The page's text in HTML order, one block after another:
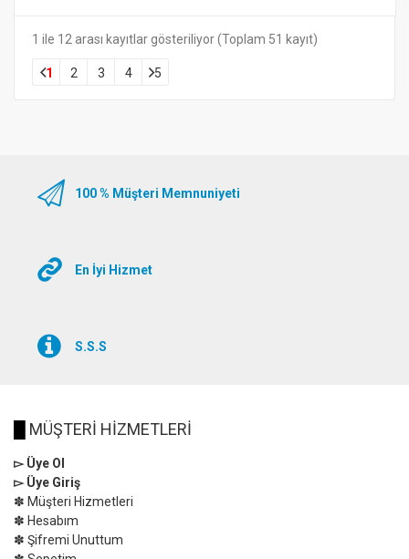
1 ile 12 arası kayıtlar gösteriliyor (Toplam 51 kayıt)
1 2 3 4 5
100 % Müşteri Memnuniyeti
En İyi Hizmet
S.S.S
MÜŞTERİ HİZMETLERİ
▻ Üye Ol
▻ Üye Giriş
✽ Müşteri Hizmetleri
✽ Hesabım
✽ Şifremi Unuttum